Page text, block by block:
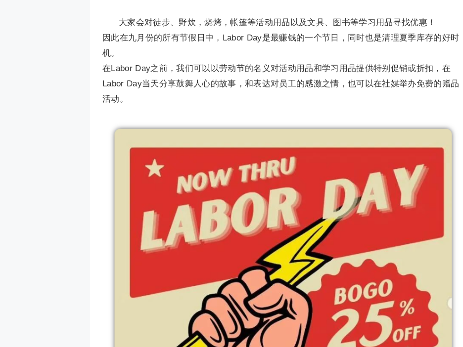
大家会对徒步、野炊，烧烤，帐篷等活动用品以及文具、图书等学习用品寻找优惠！
因此在九月份的所有节假日中，Labor Day是最赚钱的一个节日，同时也是清理夏季库存的好时
机。
在Labor Day之前，我们可以以劳动节的名义对活动用品和学习用品提供特别促销或折扣，在
Labor Day当天分享鼓舞人心的故事，和表达对员工的感激之情，也可以在社媒举办免费的赠品
活动。